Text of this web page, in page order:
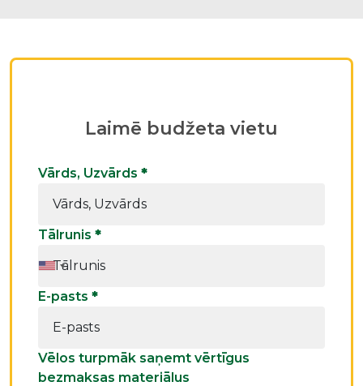
Laimē budžeta vietu
Vārds, Uzvārds *
Tālrunis *
E-pasts *
Vēlos turpmāk saņemt vērtīgus
bezmaksas materiālus